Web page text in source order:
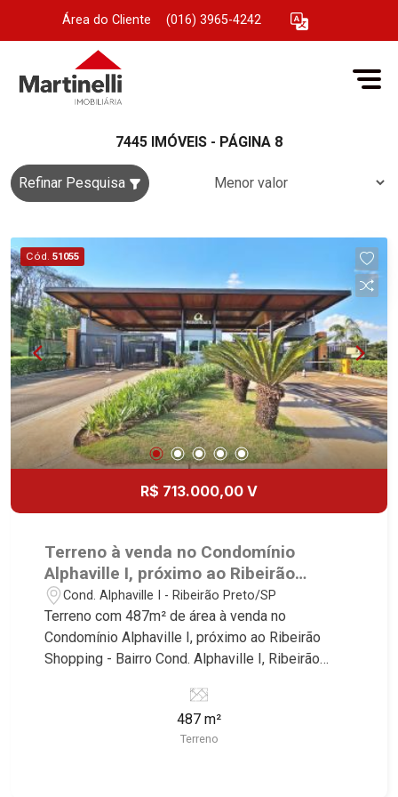
Área do Cliente (016) 3965-4242
7445 IMÓVEIS - PÁGINA 8
Refinar Pesquisa
Cód. 51055
R$ 713.000,00 V
Terreno à venda no Condomínio
Alphaville I, próximo ao Ribeirão
Shopping - Ribeirão Preto/SP.
Cond. Alphaville I - Ribeirão Preto/SP
Terreno com 487m² de área à venda no
Condomínio Alphaville I, próximo ao Ribeirão
Shopping - Bairro Cond. Alphaville I, Ribeirão
imóvel que a Martinelli Imobiliária selecionou
Condomínio fechado - Portaria 24hr - Alto padrão
487 m²
Terreno